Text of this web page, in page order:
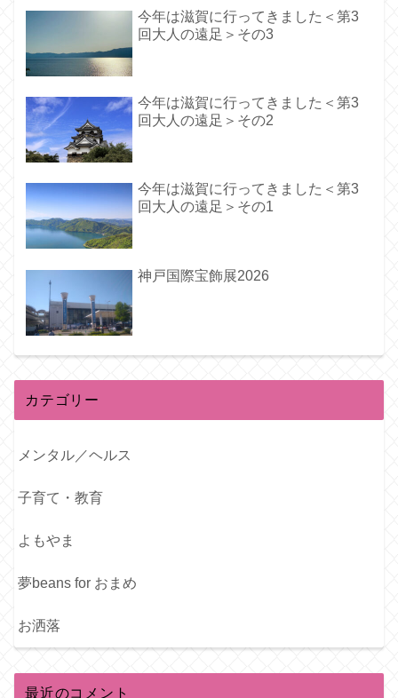
今年は滋賀に行ってきました＜第3
回大人の遠足＞その3
今年は滋賀に行ってきました＜第3
回大人の遠足＞その2
今年は滋賀に行ってきました＜第3
回大人の遠足＞その1
神戸国際宝飾展2026
カテゴリー
メンタル／ヘルス
子育て・教育
よもやま
夢beans for おまめ
お洒落
最近のコメント